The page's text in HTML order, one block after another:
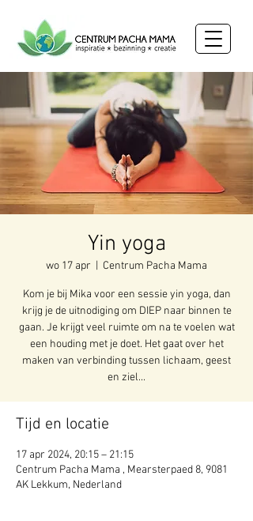
Yin yoga
wo 17 apr Centrum Pacha Mama
Kom je bij Mika voor een sessie yin yoga, dan
krijg je de uitnodiging om DIEP naar binnen te
gaan. Je krijgt veel ruimte om na te voelen wat
een houding met je doet. Het gaat over het
maken van verbinding tussen lichaam, geest
en ziel...
Tijd en locatie
17 apr 2024, 20:15 – 21:15
Centrum Pacha Mama , Mearsterpaed 8, 9081
AK Lekkum, Nederland